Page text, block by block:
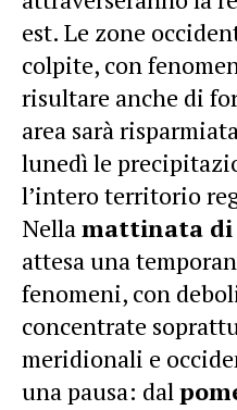
est. Le zone
colpite, con
risultare anche di
area sarà
lunedì le
l’intero territorio
Nellamattinata di
attesa una
fenomeni, con
concentrate
meridionali e
una pausa: dal